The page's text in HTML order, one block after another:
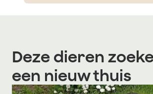
Deze dieren
een nieuw thuis